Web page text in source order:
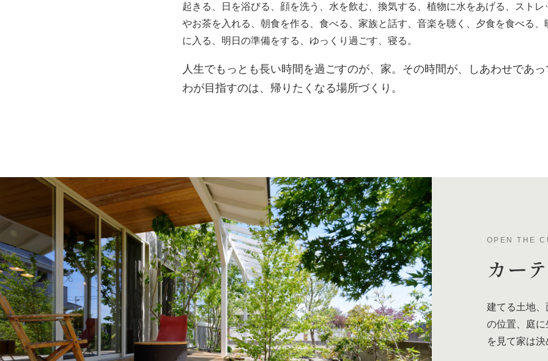
起きる、日を浴びる、顔を洗う、水を飲む、換気する、植物に水をあげる、スト
やお茶を入れる、朝食を作る、食べる、家族と話す、音楽を聴く、夕食を食べる、
に入る、明日の準備をする、ゆっくり過ごす、寝る。
人生でもっとも長い時間を過ごすのが、家。その時間が、しあわせであ
わが目指すのは、帰りたくなる場所づくり。
OPEN THE
カー
建てる土地
の位置、庭
を見て家は